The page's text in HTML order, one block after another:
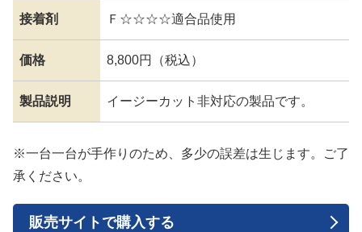
接着剤 Ｆ☆☆☆☆適合品使用
価格 8,800円（税込）
製品説明 イージーカット非対応の製品です。
※一台一台が手作りのため、多少の誤差は生じます。ご了
承ください。
販売サイトで購入する